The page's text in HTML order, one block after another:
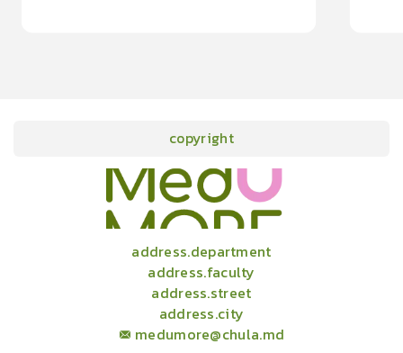
copyright
address.department
address.faculty
address.street
address.city
medumore@chula.md
onlineCourses academicConferencesnewsinfographic